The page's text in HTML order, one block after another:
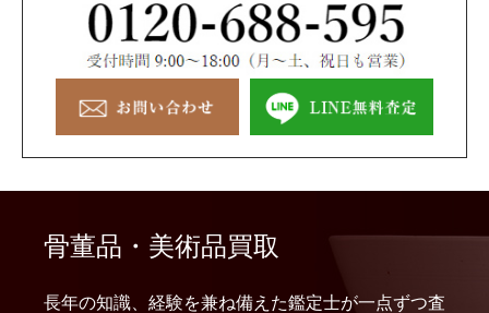
骨董品・美術品買取
長年の知識、経験を兼ね備えた鑑定士が一点ずつ査